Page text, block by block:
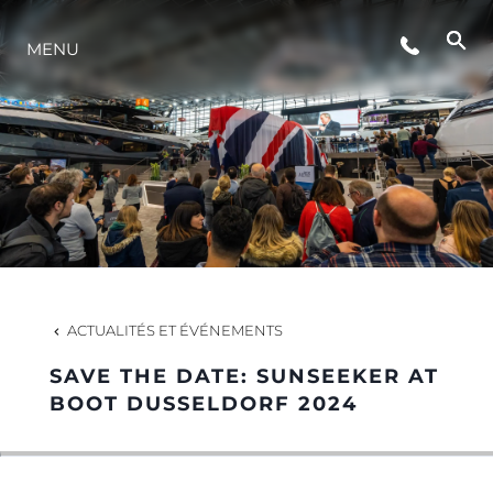
ÉVÉNEMENTS
STYLE DE VIE
L'INNOVATION
MENU
ACTUALITÉS ET ÉVÉNEMENTS
SAVE THE DATE: SUNSEEKER AT
BOOT DUSSELDORF 2024